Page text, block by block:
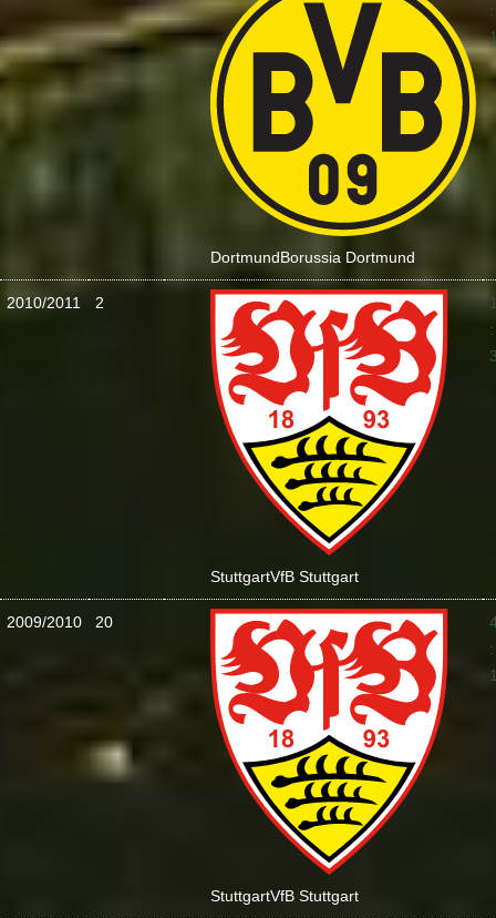
DortmundBorussia Dortmund
:
2010/2011 2
StuttgartVfB Stuttgart
:
2009/2010 20
StuttgartVfB Stuttgart
: